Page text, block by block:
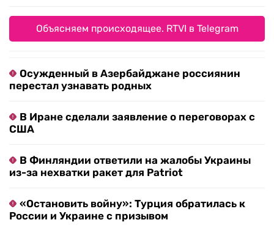
Объясняем происходящее. RTVI в Telegram
Осужденный в Азербайджане россиянин
перестал узнавать родных
В Иране сделали заявление о переговорах с
США
В Финляндии ответили на жалобы Украины
из-за нехватки ракет для Patriot
«Остановить войну»: Турция обратилась к
России и Украине с призывом